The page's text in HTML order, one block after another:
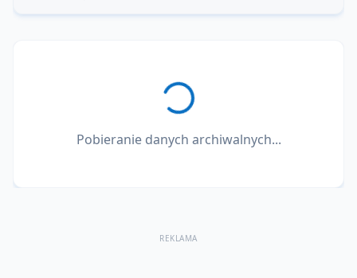
Pobieranie danych archiwalnych...
REKLAMA